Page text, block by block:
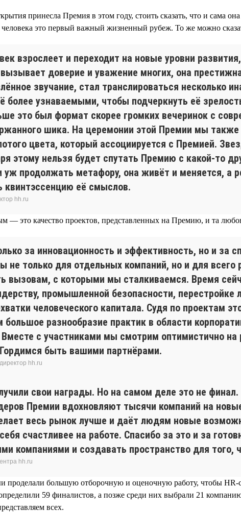
принесла Премия в этом году, стоить сказать, что и
человека это первый важный жизненный рубеж. То же можно
взрослеет и переходит на новые уровни
доверие и уважение многих, она
звучание, стал транслироваться несколько
узнаваемыми, чтобы подчеркнуть её
это был формат скорее громких вечеринок с
шика. На церемонии этой Премии мы также
цвета, который ассоциируется с Премией.
этому нельзя будет спутать Премию с какой-то
уж продолжать метафору, она живёт и меняется, а
квинтэссенцию её смыслов.
hh.ru
— это качество проектов, представленных на Премию, и та
за инновационность и эффективность, но и за
не только для отдельных компаний, но и для
вызовам, с которыми мы сталкиваемся. Время
промышленной безопасности,
человеческого капитала. Судя по проектам
разнообразие практик в области
с участниками мы смотрим оптимистично
быть вашими партнёрами.
hh.ru
свои награды. Но на самом деле это не
Премии вдохновляют тысячи компаний на
весь рынок лучше и даёт людям новые
счастливее на работе. Спасибо за это и за
компаниями и создавать пространство для того,
hh.ru
проделали большую отборочную и оценочную работу, чтобы
59 финалистов, а позже среди них выбрали 21
всех.